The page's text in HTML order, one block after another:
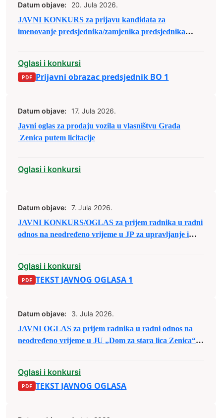
Datum objave:
20. Jula 2026.
JAVNI KONKURS za prijavu kandidata za
imenovanje predsjednika/zamjenika predsjednika
Oglasi i konkursi
Prijavni obrazac predsjednik BO 1
Datum objave:
17. Jula 2026.
Javni oglas za prodaju vozila u vlasništvu Grada
Zenica putem licitacije
Oglasi i konkursi
Datum objave:
7. Jula 2026.
JAVNI KONKURS/OGLAS za prijem radnika u radni
odnos na neodređeno vrijeme u JP za upravljanje i
Oglasi i konkursi
TEKST JAVNOG OGLASA 1
Datum objave:
3. Jula 2026.
JAVNI OGLAS za prijem radnika u radni odnos na
neodređeno vrijeme u JU „Dom za stara lica Zenica“
Oglasi i konkursi
TEKST JAVNOG OGLASA